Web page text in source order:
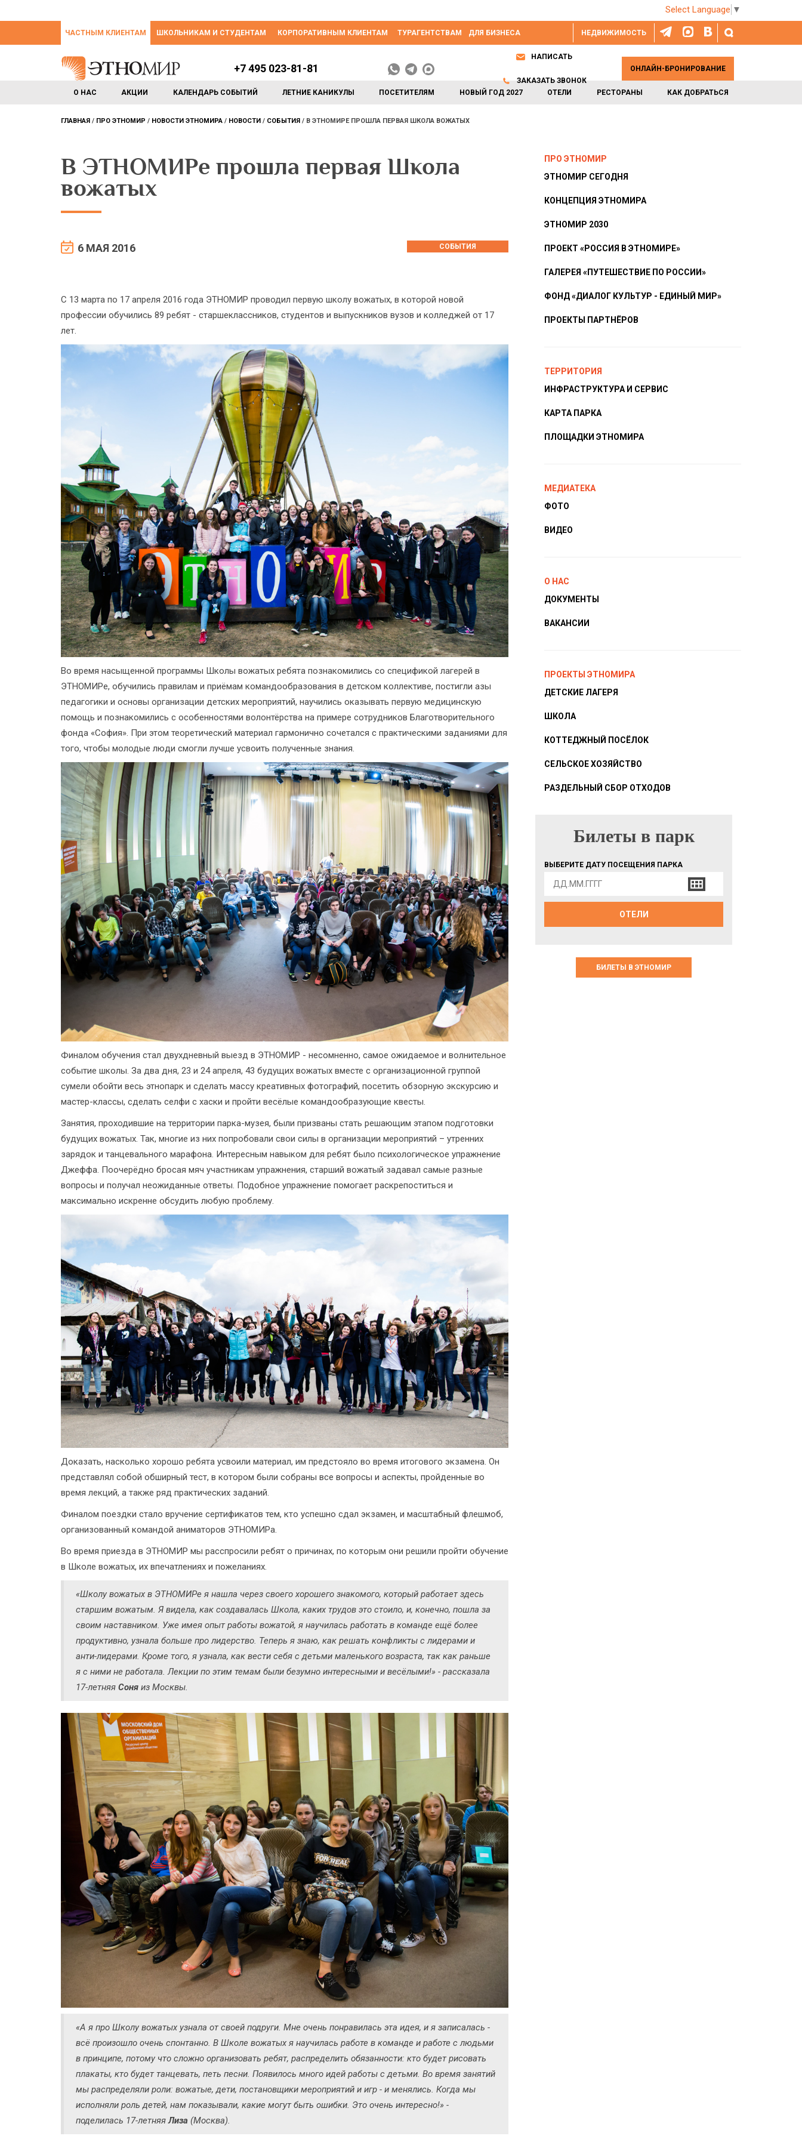
Select Language ▼
НЕДВИЖИМОСТЬ
ЧАСТНЫМ КЛИЕНТАМ ШКОЛЬНИКАМ И СТУДЕНТАМ КОРПОРАТИВНЫМ КЛИЕНТАМ ТУРАГЕНТСТВАМ ДЛЯ БИЗНЕСА
О НАС АКЦИИ КАЛЕНДАРЬ СОБЫТИЙ ЛЕТНИЕ КАНИКУЛЫ ПОСЕТИТЕЛЯМ НОВЫЙ ГОД 2027 ОТЕЛИ РЕСТОРАНЫ КАК ДОБРАТЬСЯ
+7 495 023-81-81
НАПИСАТЬ
ЗАКАЗАТЬ ЗВОНОК
ОНЛАЙН-БРОНИРОВАНИЕ
ГЛАВНАЯ ПРО ЭТНОМИР НОВОСТИ ЭТНОМИРА НОВОСТИ СОБЫТИЯ В ЭТНОМИРЕ ПРОШЛА ПЕРВАЯ ШКОЛА ВОЖАТЫХ
В ЭТНОМИРе прошла первая Школа
вожатых
6 МАЯ 2016 СОБЫТИЯ
С 13 марта по 17 апреля 2016 года ЭТНОМИР проводил первую школу вожатых, в которой новой
профессии обучились 89 ребят - старшеклассников, студентов и выпускников вузов и колледжей от 17
лет.
Во время насыщенной программы Школы вожатых ребята познакомились со спецификой лагерей в
ЭТНОМИРе, обучились правилам и приёмам командообразования в детском коллективе, постигли азы
педагогики и основы организации детских мероприятий, научились оказывать первую медицинскую
помощь и познакомились с особенностями волонтёрства на примере сотрудников Благотворительного
фонда «София». При этом теоретический материал гармонично сочетался с практическими заданиями для
того, чтобы молодые люди смогли лучше усвоить полученные знания.
Финалом обучения стал двухдневный выезд в ЭТНОМИР - несомненно, самое ожидаемое и волнительное
событие школы. За два дня, 23 и 24 апреля, 43 будущих вожатых вместе с организационной группой
сумели обойти весь этнопарк и сделать массу креативных фотографий, посетить обзорную экскурсию и
мастер-классы, сделать селфи с хаски и пройти весёлые командообразующие квесты.
Занятия, проходившие на территории парка-музея, были призваны стать решающим этапом подготовки
будущих вожатых. Так, многие из них попробовали свои силы в организации мероприятий – утренних
зарядок и танцевального марафона. Интересным навыком для ребят было психологическое упражнение
Джеффа. Поочерёдно бросая мяч участникам упражнения, старший вожатый задавал самые разные
вопросы и получал неожиданные ответы. Подобное упражнение помогает раскрепоститься и
максимально искренне обсудить любую проблему.
Доказать, насколько хорошо ребята усвоили материал, им предстояло во время итогового экзамена. Он
представлял собой обширный тест, в котором были собраны все вопросы и аспекты, пройденные во
время лекций, а также ряд практических заданий.
Финалом поездки стало вручение сертификатов тем, кто успешно сдал экзамен, и масштабный флешмоб,
организованный командой аниматоров ЭТНОМИРа.
Во время приезда в ЭТНОМИР мы расспросили ребят о причинах, по которым они решили пройти обучение
в Школе вожатых, их впечатлениях и пожеланиях.
«Школу вожатых в ЭТНОМИРе я нашла через своего хорошего знакомого, который работает здесь
старшим вожатым. Я видела, как создавалась Школа, каких трудов это стоило, и, конечно, пошла за
своим наставником. Уже имея опыт работы вожатой, я научилась работать в команде ещё более
продуктивно, узнала больше про лидерство. Теперь я знаю, как решать конфликты с лидерами и
анти-лидерами. Кроме того, я узнала, как вести себя с детьми маленького возраста, так как раньше
я с ними не работала. Лекции по этим темам были безумно интересными и весёлыми!» - рассказала
17-летняя Соня из Москвы.
«А я про Школу вожатых узнала от своей подруги. Мне очень понравилась эта идея, и я записалась -
всё произошло очень спонтанно. В Школе вожатых я научилась работе в команде и работе с людьми
в принципе, потому что сложно организовать ребят, распределить обязанности: кто будет рисовать
плакаты, кто будет танцевать, петь песни. Появилось много идей работы с детьми. Во время занятий
мы распределяли роли: вожатые, дети, постановщики мероприятий и игр - и менялись. Когда мы
исполняли роль детей, нам показывали, какие могут быть ошибки. Это очень интересно!» -
поделилась 17-летняяЛиза (Москва).
ПРО ЭТНОМИР
ЭТНОМИР СЕГОДНЯ
КОНЦЕПЦИЯ ЭТНОМИРА
ЭТНОМИР 2030
ПРОЕКТ «РОССИЯ В ЭТНОМИРЕ»
ГАЛЕРЕЯ «ПУТЕШЕСТВИЕ ПО РОССИИ»
ФОНД «ДИАЛОГ КУЛЬТУР - ЕДИНЫЙ МИР»
ПРОЕКТЫ ПАРТНЁРОВ
ТЕРРИТОРИЯ
ИНФРАСТРУКТУРА И СЕРВИС
КАРТА ПАРКА
ПЛОЩАДКИ ЭТНОМИРА
МЕДИАТЕКА
ФОТО
ВИДЕО
О НАС
ДОКУМЕНТЫ
ВАКАНСИИ
ПРОЕКТЫ ЭТНОМИРА
ДЕТСКИЕ ЛАГЕРЯ
ШКОЛА
КОТТЕДЖНЫЙ ПОСЁЛОК
СЕЛЬСКОЕ ХОЗЯЙСТВО
РАЗДЕЛЬНЫЙ СБОР ОТХОДОВ
БИЛЕТЫ В ПАРК
Билеты в парк
ВЫБЕРИТЕ ДАТУ ПОСЕЩЕНИЯ ПАРКА
ОТЕЛИ
БИЛЕТЫ В ЭТНОМИР